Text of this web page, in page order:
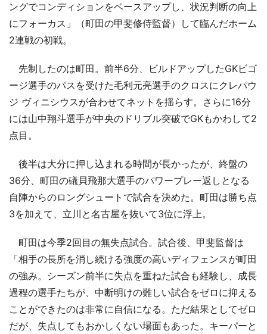
ングでコンディションをベースアップし、状況判断の向上
にフォーカス」（町田の甲斐修侍監督）して臨んだホーム
2連戦の初戦。
先制したのは町田。前半6分、ビルドアップしたGKビゴ
ージ選手のパスを受けた毛利元亮選手のクロスにクレパウ
ジ ヴィニシウスが合わせてネットを揺らす。さらに16分
には山中翔斗選手が中央のドリブル突破でGKもかわして2
点目。
後半は大分に押し込まれる時間が長かったが、終盤の
36分、町田の礒貝飛那大選手のパワープレー返しとなる
自陣からのロングシュートで試合を決めた。町田は勝ち点
3を加えて、立川と名古屋を抜いて3位に浮上。
町田は今季2回目の無失点試合。試合後、甲斐監督は
「相手の長所を消し続ける強度の高いディフェンスが町田
の強み。シーズン前半に失点を重ねた試合も経験し、成長
過程の選手たちが、中断明けの難しい試合をゼロに抑える
ことができたのは非常に自信になる。ただ結果としてゼロ
だが、失点してもおかしくない場面もあった。キーパーと